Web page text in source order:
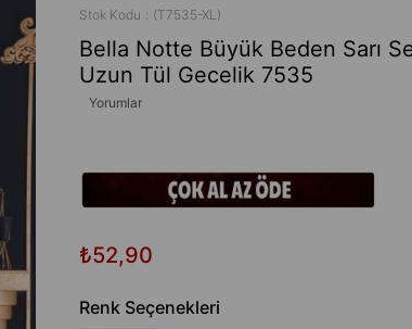
Stok Kodu (T7535-XL)
Bella Notte Büyük Beden Sarı
Uzun Tül Gecelik 7535
Yorumlar
₺52,90
Renk Seçenekleri